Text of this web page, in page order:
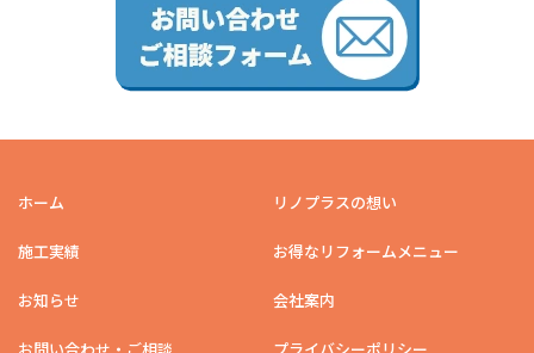
ホーム リノプラスの想い
施工実績 お得なリフォームメニュー
お知らせ 会社案内